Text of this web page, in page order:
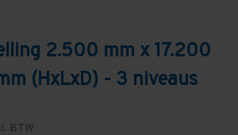
2.500 mm x 17.200
(HxLxD) - 3 niveaus
BTW